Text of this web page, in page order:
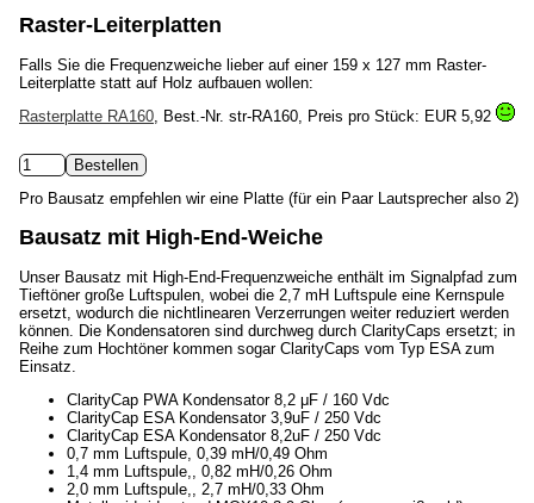
Raster-Leiterplatten
Falls Sie die Frequenzweiche lieber auf einer 159 x 127 mm Raster-
Leiterplatte statt auf Holz aufbauen wollen:
Rasterplatte RA160 , Best.-Nr. str-RA160, Preis pro Stück: EUR 5,92
Pro Bausatz empfehlen wir eine Platte (für ein Paar Lautsprecher also 2)
Bausatz mit High-End-Weiche
Unser Bausatz mit High-End-Frequenzweiche enthält im Signalpfad zum
Tieftöner große Luftspulen, wobei die 2,7 mH Luftspule eine Kernspule
ersetzt, wodurch die nichtlinearen Verzerrungen weiter reduziert werden
können. Die Kondensatoren sind durchweg durch ClarityCaps ersetzt; in
Reihe zum Hochtöner kommen sogar ClarityCaps vom Typ ESA zum
Einsatz.
ClarityCap PWA Kondensator 8,2 μF / 160 Vdc
ClarityCap ESA Kondensator 3,9uF / 250 Vdc
ClarityCap ESA Kondensator 8,2uF / 250 Vdc
0,7 mm Luftspule, 0,39 mH/0,49 Ohm
1,4 mm Luftspule,, 0,82 mH/0,26 Ohm
2,0 mm Luftspule,, 2,7 mH/0,33 Ohm